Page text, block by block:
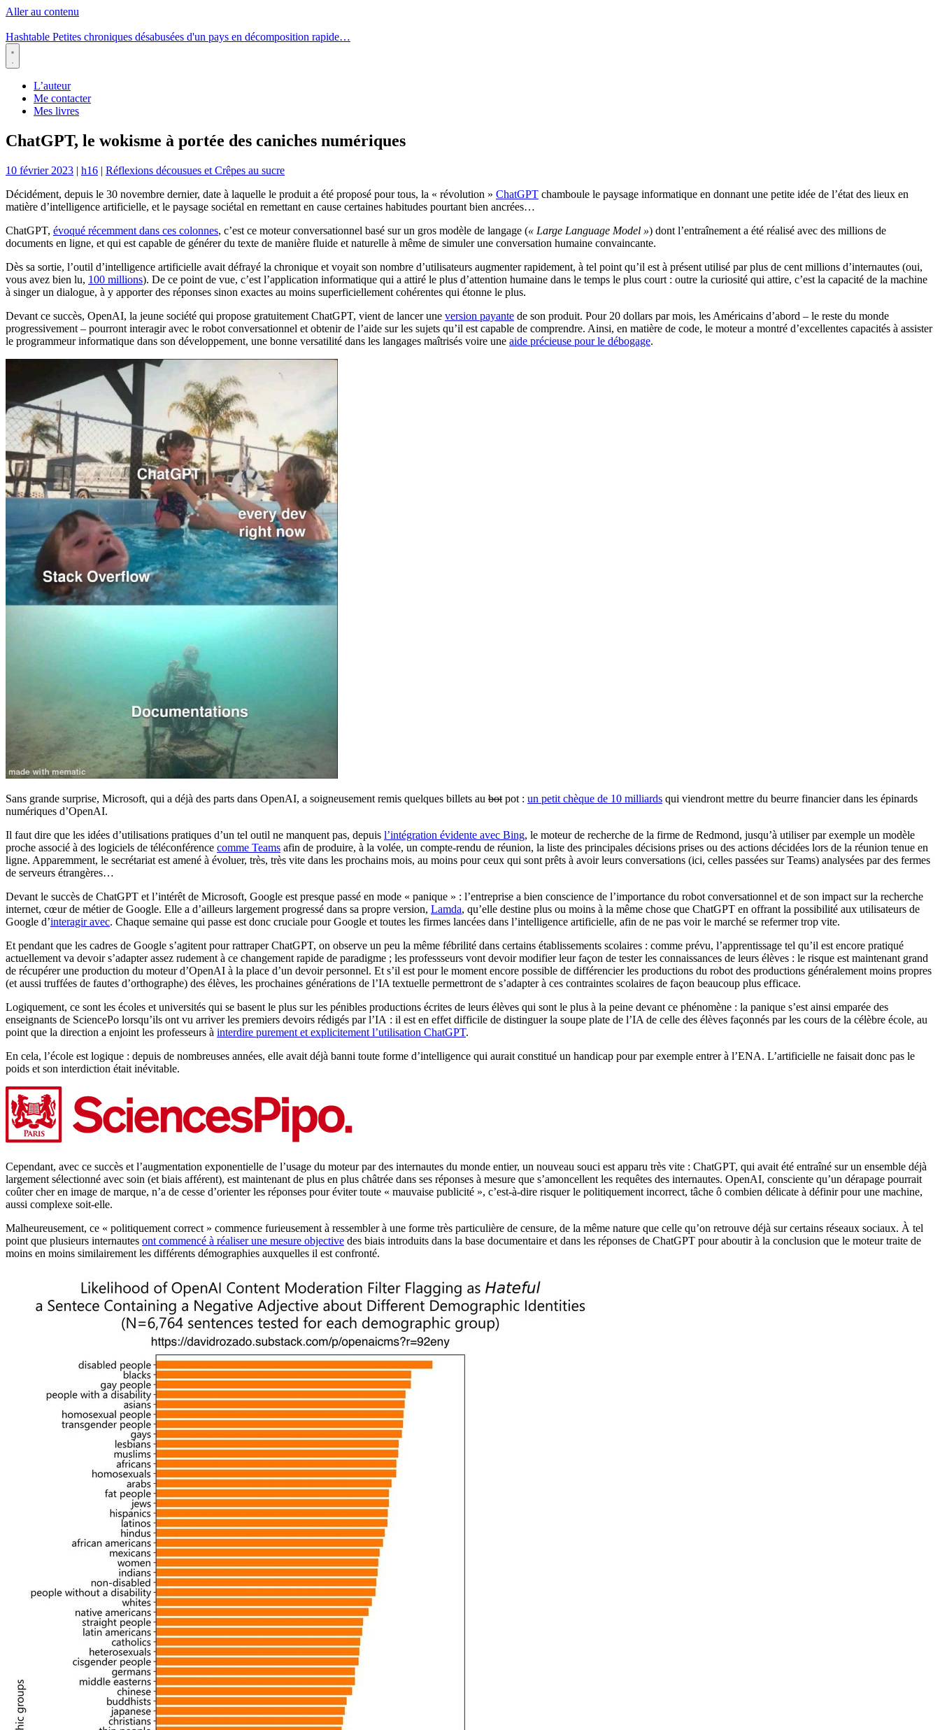
Aller au contenu
Hashtable Petites chroniques désabusées d'un pays en décomposition rapide…
Menu
L’auteur
Me contacter
Mes livres
ChatGPT, le wokisme à portée des caniches numériques
10 février 2023 | h16 | Réflexions décousues et Crêpes au sucre
Décidément, depuis le 30 novembre dernier, date à laquelle le produit a été proposé pour tous, la « révolution » ChatGPT chamboule le paysage informatique en donnant une petite idée de l’état des lieux en
matière d’intelligence artificielle, et le paysage sociétal en remettant en cause certaines habitudes pourtant bien ancrées…
ChatGPT, évoqué récemment dans ces colonnes, c’est ce moteur conversationnel basé sur un gros modèle de langage (« Large Language Model ») dont l’entraînement a été réalisé avec des millions de
documents en ligne, et qui est capable de générer du texte de manière fluide et naturelle à même de simuler une conversation humaine convaincante.
Dès sa sortie, l’outil d’intelligence artificielle avait défrayé la chronique et voyait son nombre d’utilisateurs augmenter rapidement, à tel point qu’il est à présent utilisé par plus de cent millions d’internautes (oui,
vous avez bien lu, 100 millions). De ce point de vue, c’est l’application informatique qui a attiré le plus d’attention humaine dans le temps le plus court : outre la curiosité qui attire, c’est la capacité de la machine
à singer un dialogue, à y apporter des réponses sinon exactes au moins superficiellement cohérentes qui étonne le plus.
Devant ce succès, OpenAI, la jeune société qui propose gratuitement ChatGPT, vient de lancer une version payante de son produit. Pour 20 dollars par mois, les Américains d’abord – le reste du monde
progressivement – pourront interagir avec le robot conversationnel et obtenir de l’aide sur les sujets qu’il est capable de comprendre. Ainsi, en matière de code, le moteur a montré d’excellentes capacités à assister
le programmeur informatique dans son développement, une bonne versatilité dans les langages maîtrisés voire une aide précieuse pour le débogage.
Sans grande surprise, Microsoft, qui a déjà des parts dans OpenAI, a soigneusement remis quelques billets au bot pot : un petit chèque de 10 milliards qui viendront mettre du beurre financier dans les épinards
numériques d’OpenAI.
Il faut dire que les idées d’utilisations pratiques d’un tel outil ne manquent pas, depuis l’intégration évidente avec Bing, le moteur de recherche de la firme de Redmond, jusqu’à utiliser par exemple un modèle
proche associé à des logiciels de téléconférence comme Teams afin de produire, à la volée, un compte-rendu de réunion, la liste des principales décisions prises ou des actions décidées lors de la réunion tenue en
ligne. Apparemment, le secrétariat est amené à évoluer, très, très vite dans les prochains mois, au moins pour ceux qui sont prêts à avoir leurs conversations (ici, celles passées sur Teams) analysées par des fermes
de serveurs étrangères…
Devant le succès de ChatGPT et l’intérêt de Microsoft, Google est presque passé en mode « panique » : l’entreprise a bien conscience de l’importance du robot conversationnel et de son impact sur la recherche
internet, cœur de métier de Google. Elle a d’ailleurs largement progressé dans sa propre version, Lamda, qu’elle destine plus ou moins à la même chose que ChatGPT en offrant la possibilité aux utilisateurs de
Google d’interagir avec. Chaque semaine qui passe est donc cruciale pour Google et toutes les firmes lancées dans l’intelligence artificielle, afin de ne pas voir le marché se refermer trop vite.
Et pendant que les cadres de Google s’agitent pour rattraper ChatGPT, on observe un peu la même fébrilité dans certains établissements scolaires : comme prévu, l’apprentissage tel qu’il est encore pratiqué
actuellement va devoir s’adapter assez rudement à ce changement rapide de paradigme ; les professseurs vont devoir modifier leur façon de tester les connaissances de leurs élèves : le risque est maintenant grand
de récupérer une production du moteur d’OpenAI à la place d’un devoir personnel. Et s’il est pour le moment encore possible de différencier les productions du robot des productions généralement moins propres
(et aussi truffées de fautes d’orthographe) des élèves, les prochaines générations de l’IA textuelle permettront de s’adapter à ces contraintes scolaires de façon beaucoup plus efficace.
Logiquement, ce sont les écoles et universités qui se basent le plus sur les pénibles productions écrites de leurs élèves qui sont le plus à la peine devant ce phénomène : la panique s’est ainsi emparée des
enseignants de SciencePo lorsqu’ils ont vu arriver les premiers devoirs rédigés par l’IA : il est en effet difficile de distinguer la soupe plate de l’IA de celle des élèves façonnés par les cours de la célèbre école, au
point que la direction a enjoint les professeurs à interdire purement et explicitement l’utilisation ChatGPT.
En cela, l’école est logique : depuis de nombreuses années, elle avait déjà banni toute forme d’intelligence qui aurait constitué un handicap pour par exemple entrer à l’ENA. L’artificielle ne faisait donc pas le
poids et son interdiction était inévitable.
Cependant, avec ce succès et l’augmentation exponentielle de l’usage du moteur par des internautes du monde entier, un nouveau souci est apparu très vite : ChatGPT, qui avait été entraîné sur un ensemble déjà
largement sélectionné avec soin (et biais afférent), est maintenant de plus en plus châtrée dans ses réponses à mesure que s’amoncellent les requêtes des internautes. OpenAI, consciente qu’un dérapage pourrait
coûter cher en image de marque, n’a de cesse d’orienter les réponses pour éviter toute « mauvaise publicité », c’est-à-dire risquer le politiquement incorrect, tâche ô combien délicate à définir pour une machine,
aussi complexe soit-elle.
Malheureusement, ce « politiquement correct » commence furieusement à ressembler à une forme très particulière de censure, de la même nature que celle qu’on retrouve déjà sur certains réseaux sociaux. À tel
point que plusieurs internautes ont commencé à réaliser une mesure objective des biais introduits dans la base documentaire et dans les réponses de ChatGPT pour aboutir à la conclusion que le moteur traite de
moins en moins similairement les différents démographies auxquelles il est confronté.